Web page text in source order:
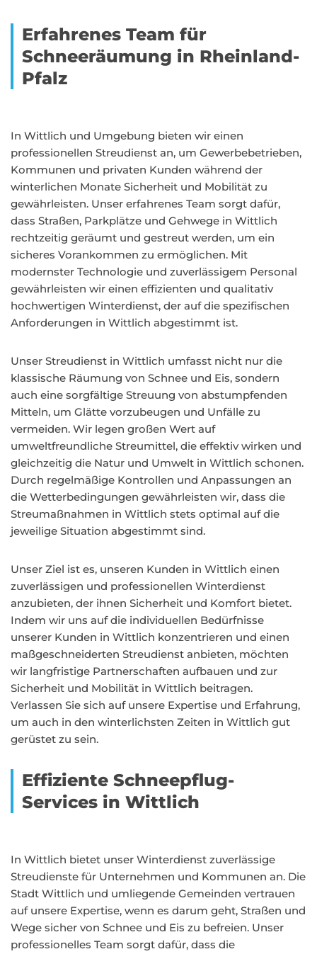
Erfahrenes Team für
Schneeräumung in Rheinland-
Pfalz
In Wittlich und Umgebung bieten wir einen
professionellen Streudienst an, um Gewerbebetrieben,
Kommunen und privaten Kunden während der
winterlichen Monate Sicherheit und Mobilität zu
gewährleisten. Unser erfahrenes Team sorgt dafür,
dass Straßen, Parkplätze und Gehwege in Wittlich
rechtzeitig geräumt und gestreut werden, um ein
sicheres Vorankommen zu ermöglichen. Mit
modernster Technologie und zuverlässigem Personal
gewährleisten wir einen effizienten und qualitativ
hochwertigen Winterdienst, der auf die spezifischen
Anforderungen in Wittlich abgestimmt ist.
Unser Streudienst in Wittlich umfasst nicht nur die
klassische Räumung von Schnee und Eis, sondern
auch eine sorgfältige Streuung von abstumpfenden
Mitteln, um Glätte vorzubeugen und Unfälle zu
vermeiden. Wir legen großen Wert auf
umweltfreundliche Streumittel, die effektiv wirken und
gleichzeitig die Natur und Umwelt in Wittlich schonen.
Durch regelmäßige Kontrollen und Anpassungen an
die Wetterbedingungen gewährleisten wir, dass die
Streumaßnahmen in Wittlich stets optimal auf die
jeweilige Situation abgestimmt sind.
Unser Ziel ist es, unseren Kunden in Wittlich einen
zuverlässigen und professionellen Winterdienst
anzubieten, der ihnen Sicherheit und Komfort bietet.
Indem wir uns auf die individuellen Bedürfnisse
unserer Kunden in Wittlich konzentrieren und einen
maßgeschneiderten Streudienst anbieten, möchten
wir langfristige Partnerschaften aufbauen und zur
Sicherheit und Mobilität in Wittlich beitragen.
Verlassen Sie sich auf unsere Expertise und Erfahrung,
um auch in den winterlichsten Zeiten in Wittlich gut
gerüstet zu sein.
Effiziente Schneepflug-
Services in Wittlich
In Wittlich bietet unser Winterdienst zuverlässige
Streudienste für Unternehmen und Kommunen an. Die
Stadt Wittlich und umliegende Gemeinden vertrauen
auf unsere Expertise, wenn es darum geht, Straßen und
Wege sicher von Schnee und Eis zu befreien. Unser
professionelles Team sorgt dafür, dass die